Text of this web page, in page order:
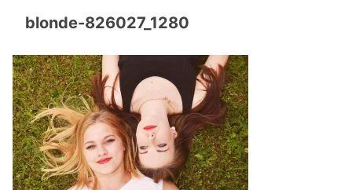
blonde-826027_1280